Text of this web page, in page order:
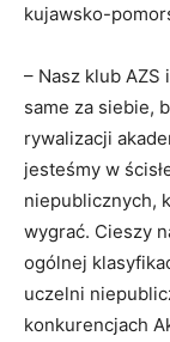
kujawsko-
– Nasz klub
same za siebie,
rywalizacji
jesteśmy w
niepublicznych,
wygrać. Cieszy
ogólnej
uczelni
konkurencjach